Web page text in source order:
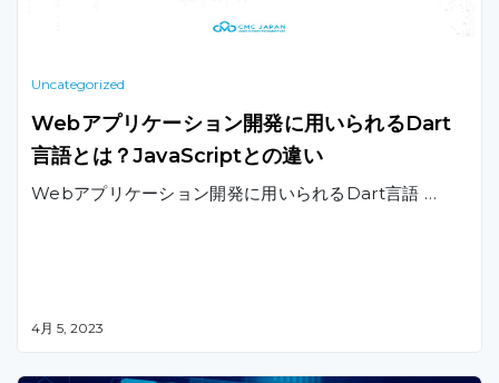
Uncategorized
Webアプリケーション開発に用いられるDart
言語とは？JavaScriptとの違い
Webアプリケーション開発に用いられるDart言語 …
4月 5, 2023